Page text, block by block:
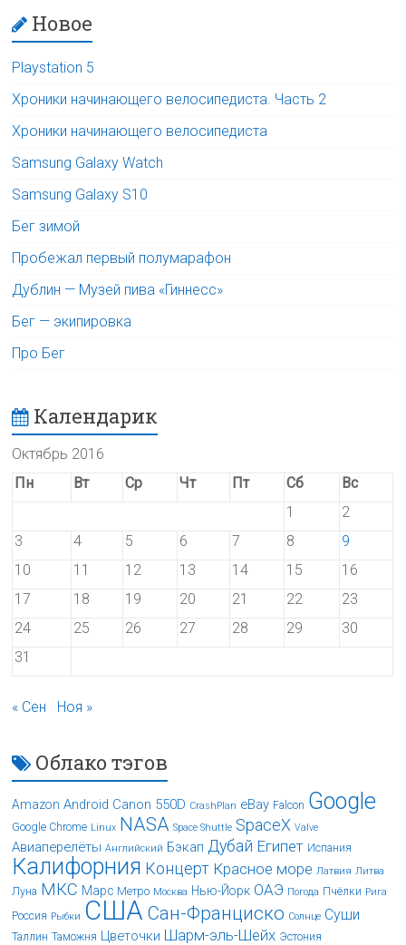
Новое
Playstation 5
Хроники начинающего велосипедиста. Часть 2
Хроники начинающего велосипедиста
Samsung Galaxy Watch
Samsung Galaxy S10
Бег зимой
Пробежал первый полумарафон
Дублин — Музей пива «Гиннесс»
Бег — экипировка
Про Бег
Календарик
Октябрь 2016
Пн
Вт Ср Чт Пт Сб
Вс
1
2
3
4 5 6 7 8
9
10
11 12 13 14 15
16
17
18 19 20 21 22
23
24
25 26 27 28 29
30
31
« Сен Ноя »
Облако тэгов
Amazon Android Canon 550D CrashPlan eBay Falcon Google
Google Chrome Linux NASA Space Shuttle SpaceX Valve
Авиаперелёты Английский Бэкап Дубай Египет Испания
Калифорния Концерт Красное море Латвия Литва
Луна МКС Марс Метро Москва Нью-Йорк ОАЭ Погода Пчёлки Рига
Россия Рыбки США Сан-Франциско Солнце Суши
Таллин Таможня Цветочки Шарм-эль-Шейх Эстония